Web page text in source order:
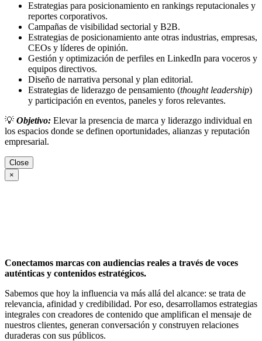
Estrategias para posicionamiento en rankings reputacionales y
reportes corporativos.
Campañas de visibilidad sectorial y B2B.
Estrategias de posicionamiento ante otras industrias, empresas,
CEOs y líderes de opinión.
Gestión y optimización de perfiles en LinkedIn para voceros y
equipos directivos.
Diseño de narrativa personal y plan editorial.
Estrategias de liderazgo de pensamiento (thought leadership)
y participación en eventos, paneles y foros relevantes.
💡 Objetivo: Elevar la presencia de marca y liderazgo individual en
los espacios donde se definen oportunidades, alianzas y reputación
empresarial.
Close
×
Conectamos marcas con audiencias reales a través de voces
auténticas y contenidos estratégicos.
Sabemos que hoy la influencia va más allá del alcance: se trata de
relevancia, afinidad y credibilidad. Por eso, desarrollamos estrategias
integrales con creadores de contenido que amplifican el mensaje de
nuestros clientes, generan conversación y construyen relaciones
duraderas con sus públicos.